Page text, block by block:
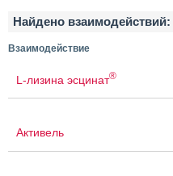
Найдено взаимодействий:
Взаимодействие
L-лизина эсцинат®
Активель